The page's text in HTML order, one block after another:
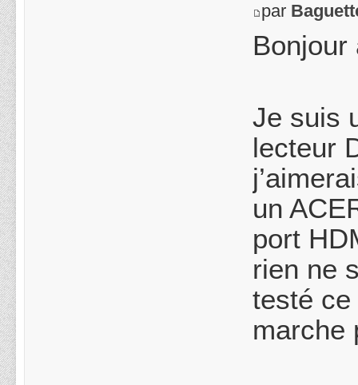
par
Bonjour
Je suis
lecteur
un
port
rien ne
testé
marche